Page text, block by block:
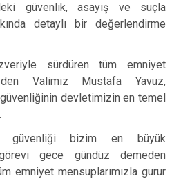
güvenlik, asayiş ve suçla
detaylı bir değerlendirme
sürdüren tüm emniyet
Valimiz Mustafa Yavuz,
güvenliğinin devletimizin en temel
güvenliği bizim en büyük
gece gündüz demeden
emniyet mensuplarımızla gurur